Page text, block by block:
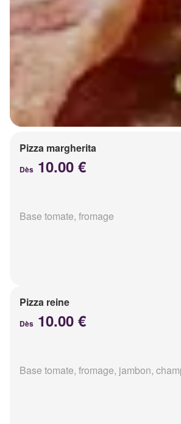
Pizza margherita
Dès 10.00 €
Base tomate, fromage
Pizza reine
Dès 10.00 €
Base tomate, fromage, jambon,